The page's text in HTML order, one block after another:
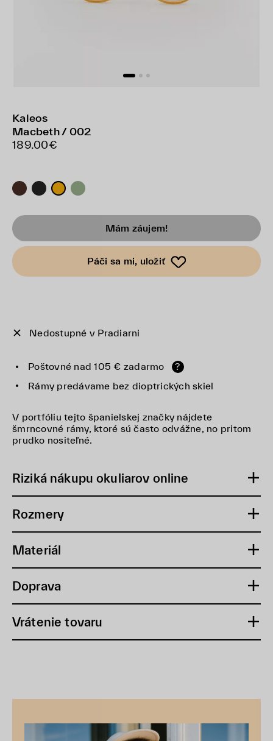
Kaleos
Macbeth / 002
189.00€
Mám záujem!
Páči sa mi, uložiť
Nedostupné v Pradiarni
Poštovné nad 105 € zadarmo
?
Rámy predávame bez dioptrických skiel
V portfóliu tejto španielskej značky nájdete
šmrncovné rámy, ktoré sú často odvážne, no pritom
prudko nositeľné.
Riziká nákupu okuliarov online
Rozmery
Materiál
Doprava
Vrátenie tovaru